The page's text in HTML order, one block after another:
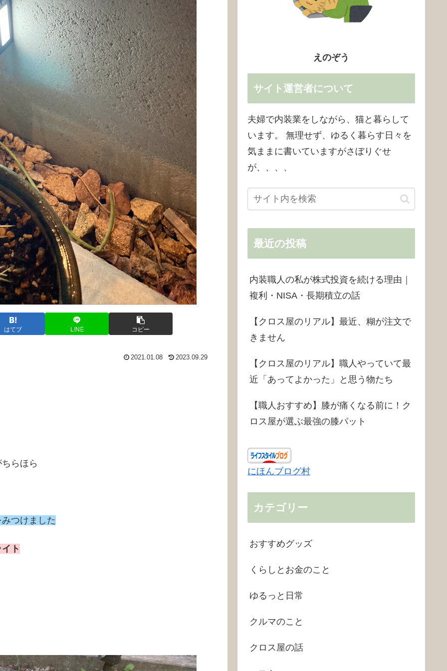
はてブ LINE コピー
2021.01.08 2023.09.29
らほら
つけました
ト
えのぞう
サイト運営者について
夫婦で内装業をしながら、猫と暮らして
います。 無理せず、ゆるく暮らす日々を
気ままに書いていますがさぼりぐせ
が、、、、
最近の投稿
内装職人の私が株式投資を続ける理由｜
複利・NISA・長期積立の話
【クロス屋のリアル】最近、糊が注文で
きません
【クロス屋のリアル】職人やっていて最
近「あってよかった」と思う物たち
【職人おすすめ】膝が痛くなる前に！ク
ロス屋が選ぶ最強の膝パット
にほんブログ村
カテゴリー
おすすめグッズ
くらしとお金のこと
ゆるっと日常
クルマのこと
クロス屋の話